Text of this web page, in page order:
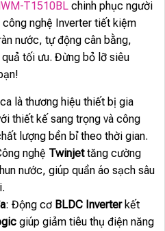
T1510BL chinh phục người
nghệ Inverter tiết kiệm
nước, tự động cân bằng,
quả tối ưu. Đừng bỏ lỡ siêu
là thương hiệu thiết bị gia
thiết kế sang trọng và công
lượng bền bỉ theo thời gian.
nghệ Twinjettăng cường
nước, giúp quần áo sạch sâu
: Động cơ BLDC Inverterkết
giúp giảm tiêu thụ điện năng